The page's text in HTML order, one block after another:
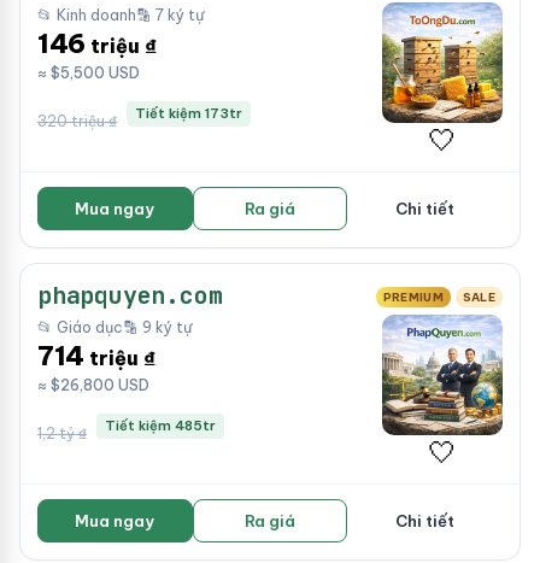
📂 Kinh doanh🔡 7 ký tự
146 triệu ₫
≈ $5,500 USD
320 triệu ₫ Tiết kiệm 173tr
🤍
Mua ngay Ra giá Chi tiết
phapquyen.com PREMIUM SALE
📂 Giáo dục🔡 9 ký tự
714 triệu ₫
≈ $26,800 USD
1,2 tỷ ₫ Tiết kiệm 485tr
🤍
Mua ngay Ra giá Chi tiết